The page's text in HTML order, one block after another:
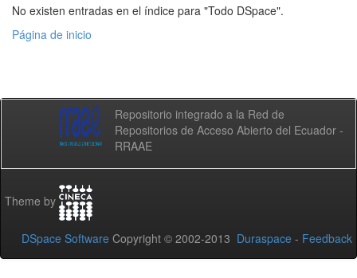
No existen entradas en el índice para "Todo DSpace".
Página de inicio
Repositorio integrado a la Red de
Repositorios de Acceso Abierto del Ecuador -
RRAAE
Theme by
DSpace Software Copyright © 2002-2013 Duraspace - Feedback